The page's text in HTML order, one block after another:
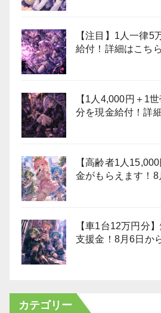
【注目】1人一律5
給付！詳細はこちら
【1人4,000円＋1
分を現金給付！詳
【高齢者1人
金がもらえます！8
【車1台12万円分
支援金！8月6日か
カテゴリー